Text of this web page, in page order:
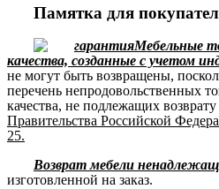
Памятка для
Мебельные
качества, созданные с учетом
не могут быть возвращены,
перечень непродовольственных
качества, не подлежащих
Правительства Российской
25.
Возврат мебели
изготовленной на заказ.